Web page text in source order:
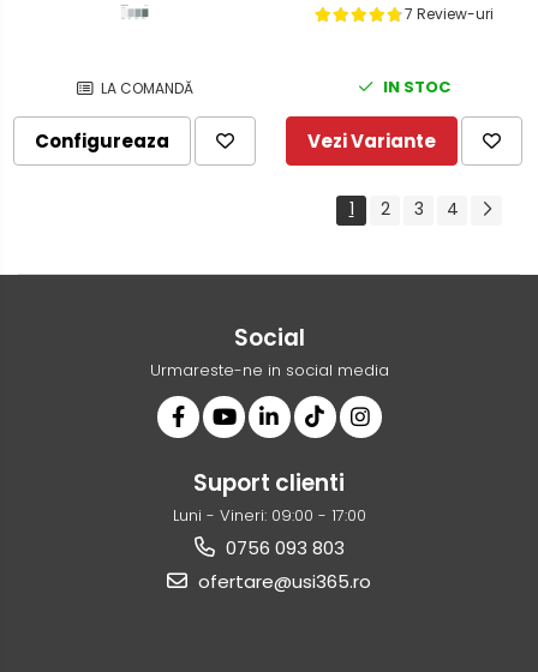
LA COMANDĂ
Configureaza
7 Review-uri
IN STOC
Vezi Variante
1 2 3 4
Social
Urmareste-ne in social media
Suport clienti
Luni - Vineri: 09:00 - 17:00
0756 093 803
ofertare@usi365.ro